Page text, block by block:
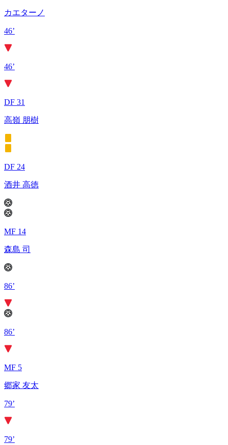
カエターノ
46’
46’
DF 31
高嶺 朋樹
DF 24
酒井 高徳
MF 14
森島 司
86’
86’
MF 5
郷家 友太
79’
79’